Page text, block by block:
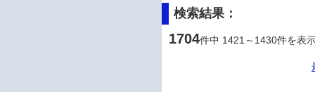
検索結果：
1704件中 1421～1430件を表